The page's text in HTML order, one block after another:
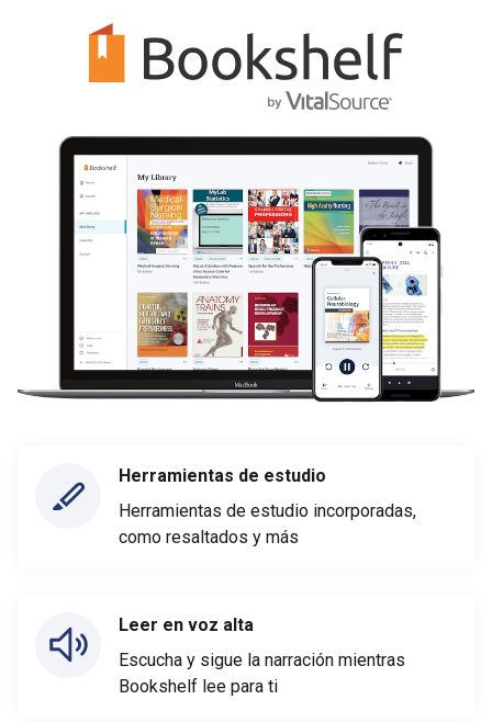
Herramientas de estudio
Herramientas de estudio incorporadas,
como resaltados y más
Leer en voz alta
Escucha y sigue la narración mientras
Bookshelf lee para ti